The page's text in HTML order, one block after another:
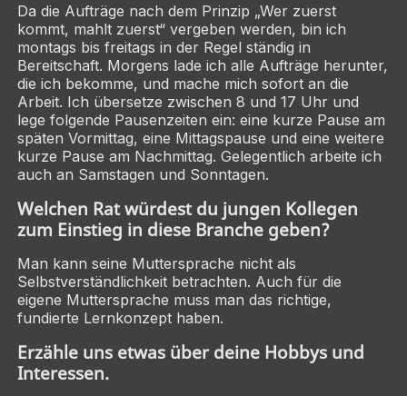
Da die Aufträge nach dem Prinzip „Wer zuerst
kommt, mahlt zuerst“ vergeben werden, bin ich
montags bis freitags in der Regel ständig in
Bereitschaft. Morgens lade ich alle Aufträge herunter,
die ich bekomme, und mache mich sofort an die
Arbeit. Ich übersetze zwischen 8 und 17 Uhr und
lege folgende Pausenzeiten ein: eine kurze Pause am
späten Vormittag, eine Mittagspause und eine weitere
kurze Pause am Nachmittag. Gelegentlich arbeite ich
auch an Samstagen und Sonntagen.
Welchen Rat würdest du jungen Kollegen
zum Einstieg in diese Branche geben?
Man kann seine Muttersprache nicht als
Selbstverständlichkeit betrachten. Auch für die
eigene Muttersprache muss man das richtige,
fundierte Lernkonzept haben.
Erzähle uns etwas über deine Hobbys und
Interessen.